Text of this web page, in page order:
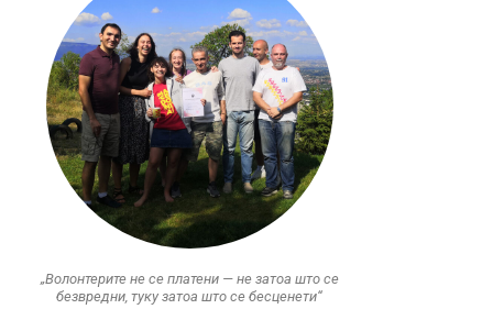
„Волонтерите не се платени — не затоа што се
безвредни, туку затоа што се бесценети“